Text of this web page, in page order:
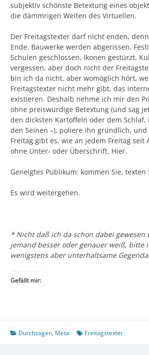
subjektiv schönste Betextung eines
die dämmrigen Weiten des Virtuellen.
Der Freitagstexter darf nicht enden,
Ende. Bauwerke werden abgerissen,
Schulen geschlossen, Ikonen gestürzt,
vergessen, aber doch nicht der
bin ich da nicht, aber womöglich hört,
Freitagstexter nicht mehr gibt, das
existieren. Deshalb nehme ich mir den
ohne preiswürdige Betextung (und sag
den dicksten Kartoffeln oder dem Schlaf,
den Seinen –), poliere ihn gründlich, und
Freitag gibt es, wie an jedem Freitag seit
ohne Unter- oder Überschrift. Hier.
Geneigtes Publikum: kommen Sie, texten
Es wird weitergehen.
* Nicht daß ich da schon dabei gewesen
jemand besser oder genauer weiß, bitte
wenigstens aber unterhaltsame
Gefällt mir:
Durchsagen, Meta Freitagstexter